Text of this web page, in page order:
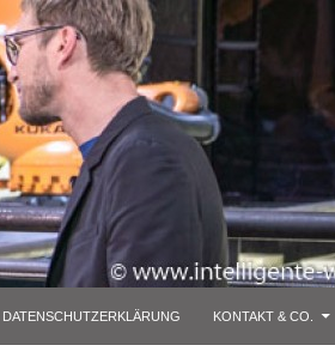
DATENSCHUTZERKLÄRUNG KONTAKT & CO.